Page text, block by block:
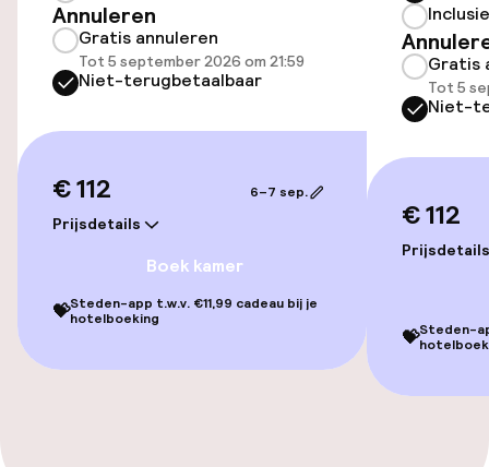
Toegankelijkheid
Overal rolstoeltoegankelijk
Kamers
Aansluitende kamers beschikbaar
Entertainment
Annuleren
Gratis annuleren
Tot 5 september 2026 om 21:59
Niet-terugbetaalbaar
€ 112
Prijsdetails
6–7 sep.
Boek kamer
💝Steden-app t.w.v. €11,99 cadeau bij je
hotelboeking
Gratis
Tot 5
Niet-
€ 112
Prijsdetails
💝Steden-